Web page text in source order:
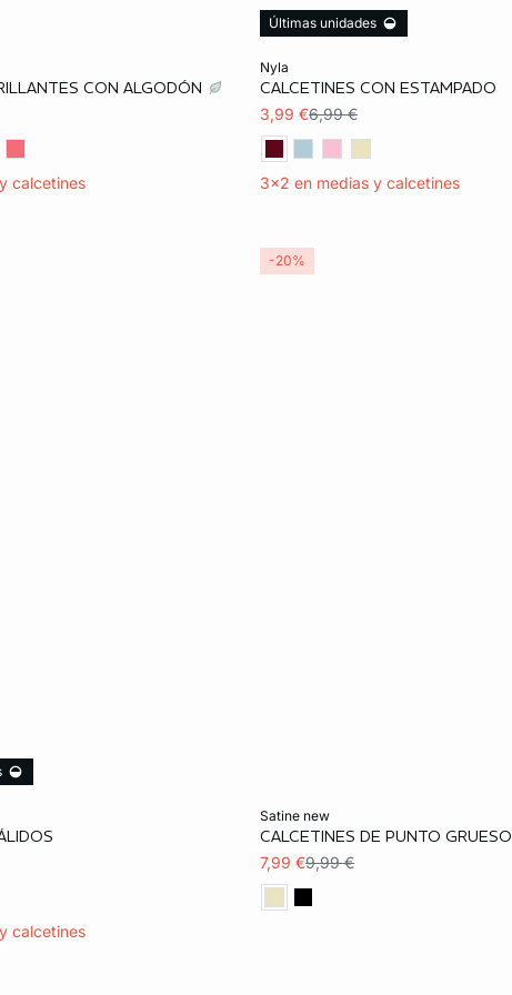
CON ALGODÓN
calcetines
nyla
CALCETINES CON ESTAMPADO
3,99 €6,99 €
3x2 en medias y calcetines
Últimas unidades
calcetines
satine new
CALCETINES DE PUNTO GRUESO
7,99 €9,99 €
-20%